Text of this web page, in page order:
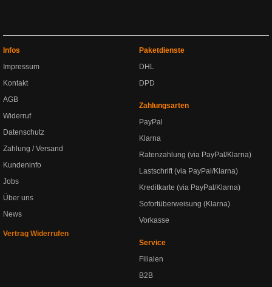
Infos
Impressum
Kontakt
AGB
Widerruf
Datenschutz
Zahlung / Versand
Kundeninfo
Jobs
Über uns
News
Vertrag Widerrufen
Paketdienste
DHL
DPD
Zahlungsarten
PayPal
Klarna
Ratenzahlung (via PayPal/Klarna)
Lastschrift (via PayPal/Klarna)
Kreditkarte (via PayPal/Klarna)
Sofortüberweisung (Klarna)
Vorkasse
Service
Filialen
B2B